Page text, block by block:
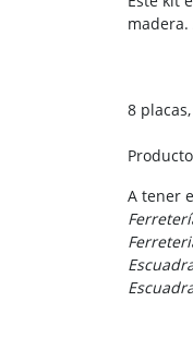
madera.
8
A tener